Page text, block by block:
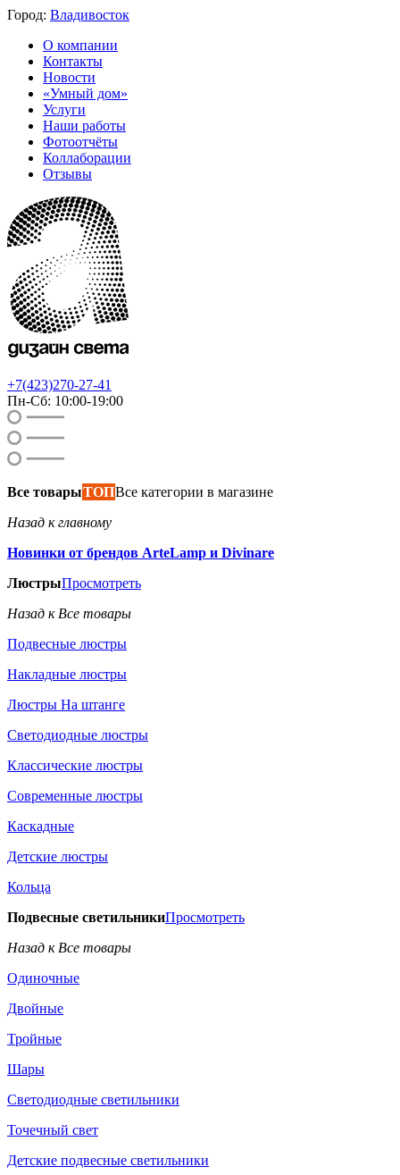
Город: Владивосток
О компании
Контакты
Новости
«Умный дом»
Услуги
Наши работы
Фотоотчёты
Коллаборации
Отзывы
+7(423)270-27-41
Пн-Сб: 10:00-19:00
Все товарыТОПВсе категории в магазине
Назад к главному
Новинки от брендов ArteLamp и Divinare
ЛюстрыПросмотреть
Назад к Все товары
Подвесные люстры
Накладные люстры
Люстры На штанге
Светодиодные люстры
Классические люстры
Современные люстры
Каскадные
Детские люстры
Кольца
Подвесные светильникиПросмотреть
Назад к Все товары
Одиночные
Двойные
Тройные
Шары
Светодиодные светильники
Точечный свет
Детские подвесные светильники